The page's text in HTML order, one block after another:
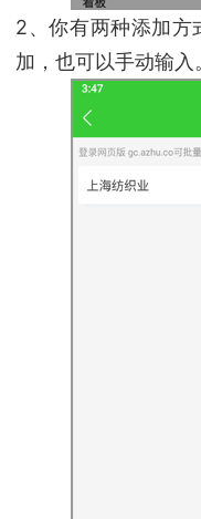
2、你有两种添加方
加，也可以手动输入